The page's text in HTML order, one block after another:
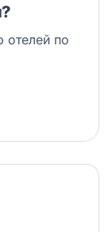
отелей по